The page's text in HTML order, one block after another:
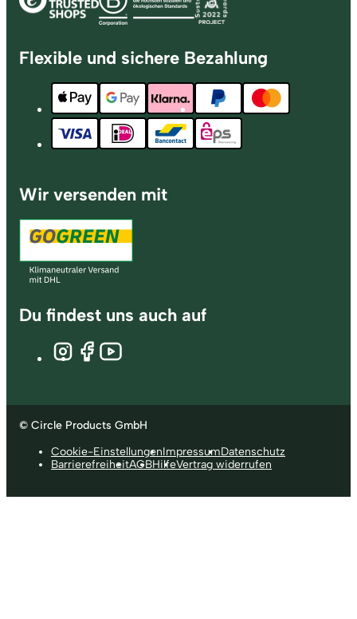
Flexible und sichere Bezahlung
Wir versenden mit
Du findest uns auch auf
© Circle Products GmbH
Cookie-EinstellungenImpressumDatenschutz
BarrierefreiheitAGBHilfeVertrag widerrufen